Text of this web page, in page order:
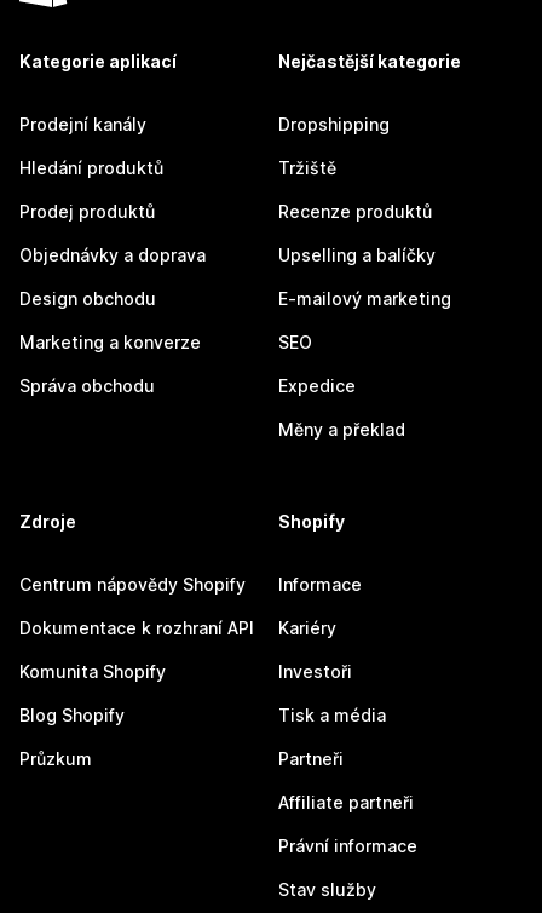
Kategorie aplikací
Prodejní kanály
Hledání produktů
Prodej produktů
Objednávky a doprava
Design obchodu
Marketing a konverze
Správa obchodu
Nejčastější kategorie
Dropshipping
Tržiště
Recenze produktů
Upselling a balíčky
E-mailový marketing
SEO
Expedice
Měny a překlad
Zdroje
Centrum nápovědy Shopify
Dokumentace k rozhraní API
Komunita Shopify
Blog Shopify
Průzkum
Shopify
Informace
Kariéry
Investoři
Tisk a média
Partneři
Affiliate partneři
Právní informace
Stav služby